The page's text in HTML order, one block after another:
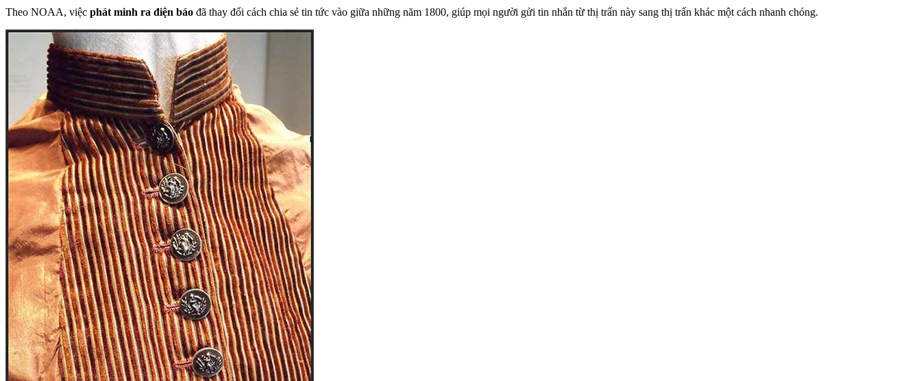
Theo NOAA, việc phát minh ra điện báo đã thay đổi cách chia sẻ tin tức vào giữa những năm 1800, giúp mọi người gửi tin nhắn từ thị trấn này sang thị trấn khác một cách nhanh chóng.